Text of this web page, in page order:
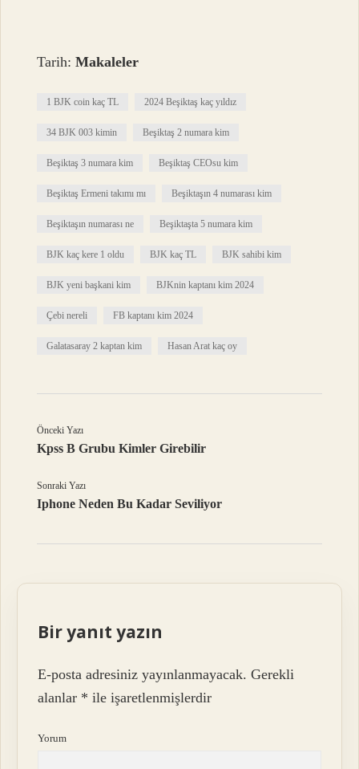
Tarih:Makaleler
1 BJK coin kaç TL 2024 Beşiktaş kaç yıldız
34 BJK 003 kimin Beşiktaş 2 numara kim
Beşiktaş 3 numara kim Beşiktaş CEOsu kim
Beşiktaş Ermeni takımı mı Beşiktaşın 4 numarası kim
Beşiktaşın numarası ne Beşiktaşta 5 numara kim
BJK kaç kere 1 oldu BJK kaç TL BJK sahibi kim
BJK yeni başkani kim BJKnin kaptanı kim 2024
Çebi nereli FB kaptanı kim 2024
Galatasaray 2 kaptan kim Hasan Arat kaç oy
Önceki Yazı
Kpss B Grubu Kimler Girebilir
Sonraki Yazı
Iphone Neden Bu Kadar Seviliyor
Bir yanıt yazın
E-posta adresiniz yayınlanmayacak. Gerekli
alanlar * ile işaretlenmişlerdir
Yorum